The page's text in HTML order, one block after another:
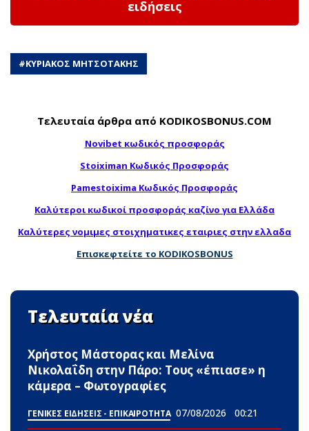
ειδήσεις
#ΚΥΡΙΑΚΟΣ ΜΗΤΣΟΤΑΚΗΣ
Τελευταία άρθρα από KODIKOSBONUS.COM
Novibet κωδικός προσφοράς
Stoiximan Κωδικός Προσφοράς
Pamestoixima Κωδικός Προσφοράς
Καλύτεροι κωδικοί προσφοράς καζίνο για Ελλάδα
Καλύτερες νομιμες στοιχηματικες εταιριες στην ελλαδα
Επισκεφτείτε το KODIKOSBONUS
Τελευταία νέα
Χρήστος Μάστορας και Μελίνα
Νικολαΐδη στην Πάρο: Τους «έπιασε» η
κάμερα – Φωτογραφίες
ΓΕΝΙΚΕΣ ΕΙΔΗΣΕΙΣ - ΕΠΙΚΑΙΡΟΤΗΤΑ 07/08/2026 00:21